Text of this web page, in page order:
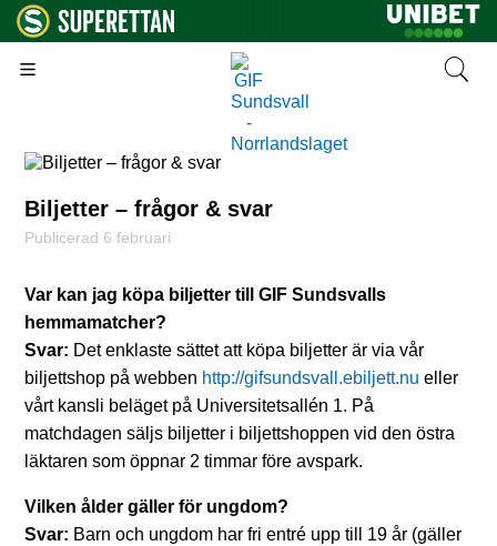
Biljetter – frågor & svar
Publicerad 6 februari
Var kan jag köpa biljetter till GIF Sundsvalls
hemmamatcher?
Svar: Det enklaste sättet att köpa biljetter är via vår
biljettshop på webben http://gifsundsvall.ebiljett.nu eller
vårt kansli beläget på Universitetsallén 1. På
matchdagen säljs biljetter i biljettshoppen vid den östra
läktaren som öppnar 2 timmar före avspark.
Vilken ålder gäller för ungdom?
Svar: Barn och ungdom har fri entré upp till 19 år (gäller